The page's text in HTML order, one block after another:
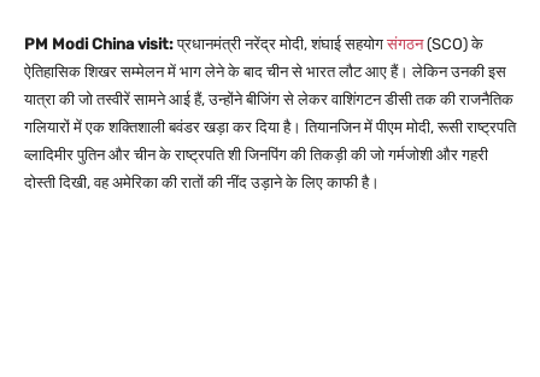
PM Modi China visit:प्रधानमंत्री नरेंद्र मोदी, शंघाई सहयोगसंगठन(SCO) के
ऐतिहासिक शिखर सम्मेलन में भाग लेने के बाद चीन से भारत लौट आए हैं। लेकिन उनकी इस
यात्रा की जो तस्वीरें सामने आई हैं, उन्होंने बीजिंग से लेकर वाशिंगटन डीसी तक की राजनैतिक
गलियारों में एक शक्तिशाली बवंडर खड़ा कर दिया है। तियानजिन में पीएम मोदी, रूसी राष्ट्रपति
व्लादिमीर पुतिन और चीन के राष्ट्रपति शी जिनपिंग की तिकड़ी की जो गर्मजोशी और गहरी
दोस्ती दिखी, वह अमेरिका की रातों की नींद उड़ाने के लिए काफी है।